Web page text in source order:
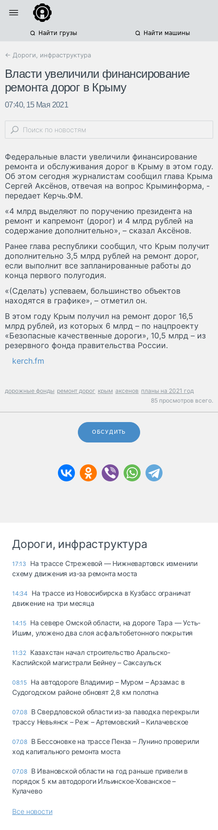
Найти грузы Найти машины
← Дороги, инфраструктура
Власти увеличили финансирование
ремонта дорог в Крыму
07:40, 15 Мая 2021
Федеральные власти увеличили финансирование
ремонта и обслуживания дорог в Крыму в этом году.
Об этом сегодня журналистам сообщил глава Крыма
Сергей Аксёнов, отвечая на вопрос Крыминформа, -
передает Керчь.ФМ.
«4 млрд выделяют по поручению президента на
ремонт и капремонт (дорог) и 4 млрд рублей на
содержание дополнительно», – сказал Аксёнов.
Ранее глава республики сообщил, что Крым получит
дополнительно 3,5 млрд рублей на ремонт дорог,
если выполнит все запланированные работы до
конца первого полугодия.
«(Сделать) успеваем, большинство объектов
находятся в графике», – отметил он.
В этом году Крым получил на ремонт дорог 16,5
млрд рублей, из которых 6 млрд – по нацпроекту
«Безопасные качественные дороги», 10,5 млрд – из
резервного фонда правительства России.
kerch.fm
дорожные фонды ремонт дорог крым аксенов планы на 2021 год
85 просмотров всего.
ОБСУДИТЬ
Дороги, инфраструктура
17:13
На трассе Стрежевой — Нижневартовск изменили
схему движения из-за ремонта моста
14:34
На трассе из Новосибирска в Кузбасс ограничат
движение на три месяца
14:15 На севере Омской области, на дороге Тара — Усть-
Ишим, уложено два слоя асфальтобетонного покрытия
11:32 Казахстан начал строительство Аральско-
Каспийской магистрали Бейнеу – Саксаульск
08:15 На автодороге Владимир – Муром – Арзамас в
Судогодском районе обновят 2,8 км полотна
07.08 В Свердловской области из-за паводка перекрыли
трассу Невьянск – Реж – Артемовский – Килачевское
07.08 В Бессоновке на трассе Пенза – Лунино проверили
ход капитального ремонта моста
07.08 В Ивановской области на год раньше привели в
порядок 5 км автодороги Ильинское-Хованское –
Кулачево
Все новости